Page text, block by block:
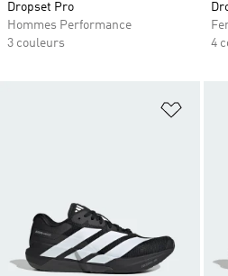
Dropset Pro
Hommes Performance
3 couleurs
4